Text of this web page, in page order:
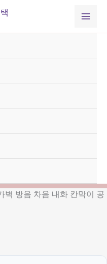
벽 방음 차음 내화 칸막이 공